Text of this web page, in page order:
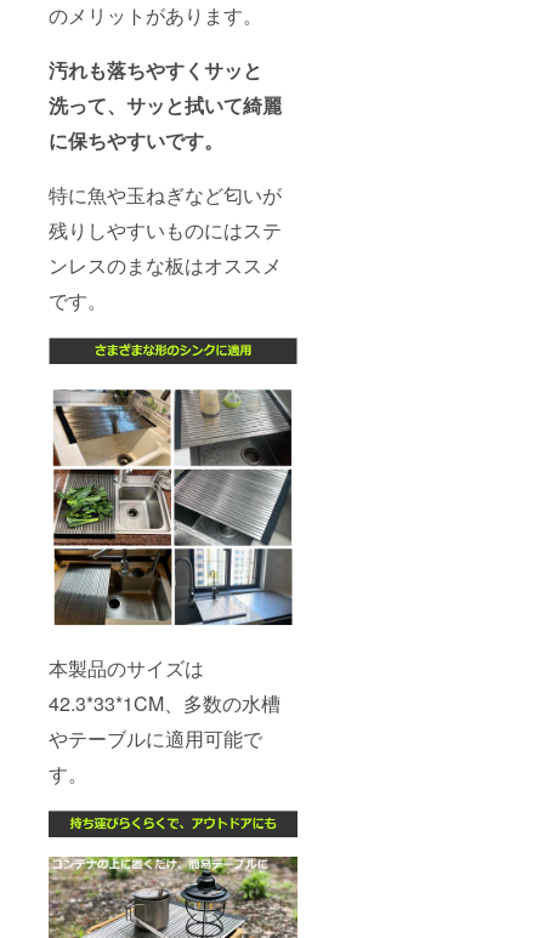
のメリットがあります。
汚れも落ちやすくサッと
洗って、サッと拭いて綺麗
に保ちやすいです。
特に魚や玉ねぎなど匂いが
残りしやすいものにはステ
ンレスのまな板はオススメ
です。
本製品のサイズは
42.3*33*1CM、多数の水槽
やテーブルに適用可能で
す。